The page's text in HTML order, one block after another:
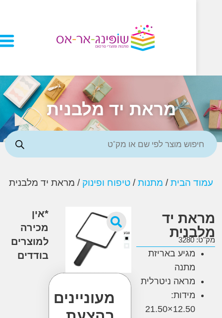
מראת יד מלבנית
הבית/מתנות /טיפוח ופינוק/ מראת יד מלבנית
יד
מגיע באריזת
מראה ניטרלית
מידות:
12.50×21.50
מעוניינים
מכירה
למוצרים
בודדים